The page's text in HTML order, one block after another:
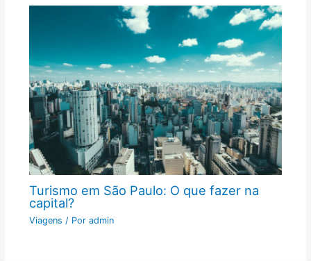
Turismo em São Paulo: O que fazer na
capital?
Viagens / Por admin